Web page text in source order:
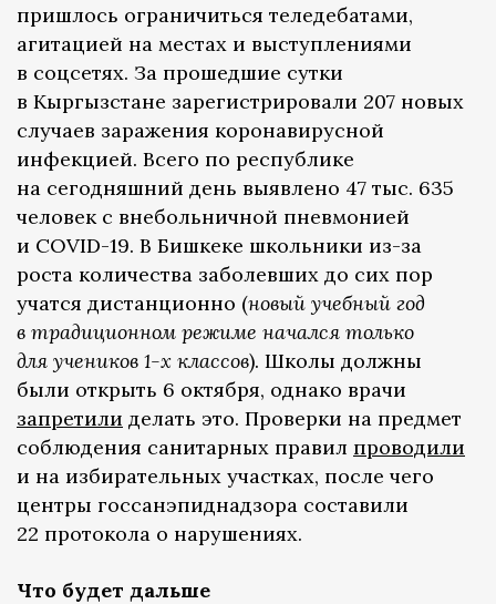
пришлось ограничиться теледебатами,
агитацией на местах и выступлениями
в соцсетях. За прошедшие сутки
в Кыргызстане зарегистрировали 207 новых
случаев заражения коронавирусной
инфекцией. Всего по республике
на сегодняшний день выявлено 47 тыс. 635
человек с внебольничной пневмонией
и COVID-19. В Бишкеке школьники из-за
роста количества заболевших до сих пор
учатся дистанционно (новый учебный год
в традиционном режиме начался только
для учеников 1-х классов). Школы должны
были открыть 6 октября, однако врачи
запретили делать это. Проверки на предмет
соблюдения санитарных правил проводили
и на избирательных участках, после чего
центры госсанэпиднадзора составили
22 протокола о нарушениях.
Что будет дальше